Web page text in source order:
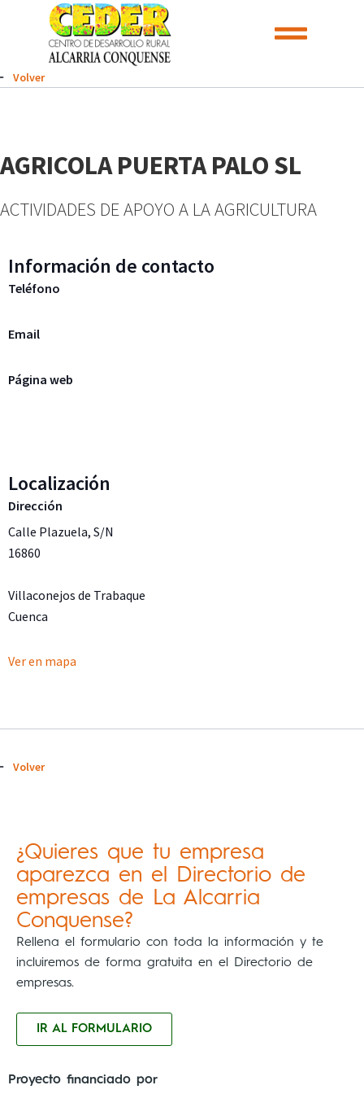
¿Quieres que tu empresa
aparezca en el Directorio de
empresas de La Alcarria
Conquense?
Rellena el formulario con toda la información y te
incluiremos de forma gratuita en el Directorio de
empresas.
IR AL FORMULARIO
Volver
AGRICOLA PUERTA PALO SL
ACTIVIDADES DE APOYO A LA AGRICULTURA
Información de contacto
Teléfono
Email
Página web
Localización
Dirección
Calle Plazuela, S/N
16860
Villaconejos de Trabaque
Cuenca
Ver en mapa
Volver
Proyecto financiado por